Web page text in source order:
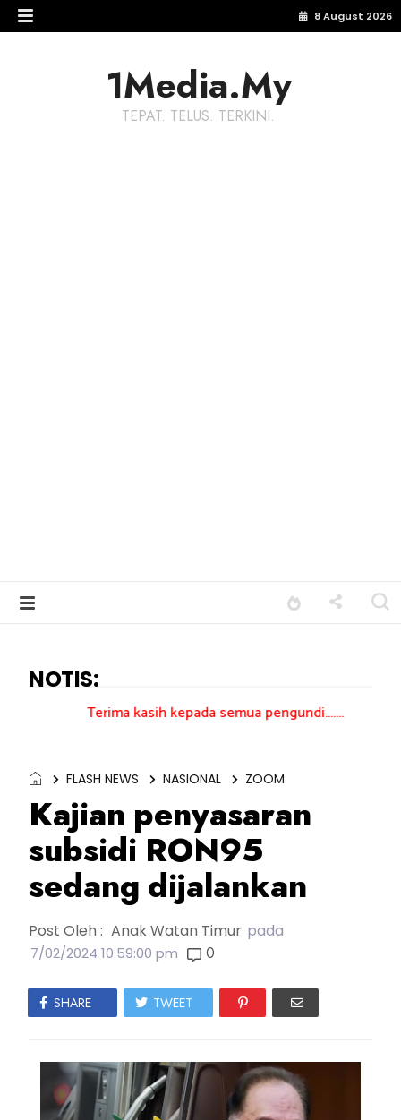
8 August 2026
1Media.My
TEPAT. TELUS. TERKINI.
NOTIS:
kasih kepada semua pengundi.......
FLASH NEWS NASIONAL ZOOM
Kajian penyasaran
subsidi RON95
sedang dijalankan
Post Oleh : Anak Watan Timur pada
7/02/2024 10:59:00 pm 0
SHARE TWEET